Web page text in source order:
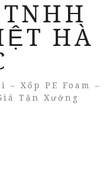
TNHH
HÀ
– Xốp PE Foam –
Tận Xưởng